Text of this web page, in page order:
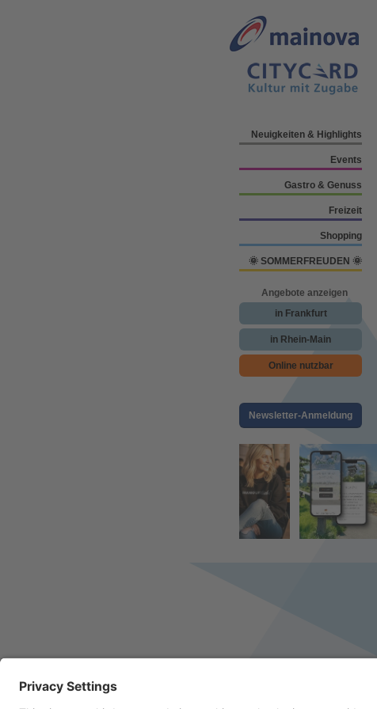
Neuigkeiten & Highlights
Events
Gastro & Genuss
Freizeit
Shopping
🌞 SOMMERFREUDEN 🌞
Angebote anzeigen
in Frankfurt
in Rhein-Main
Online nutzbar